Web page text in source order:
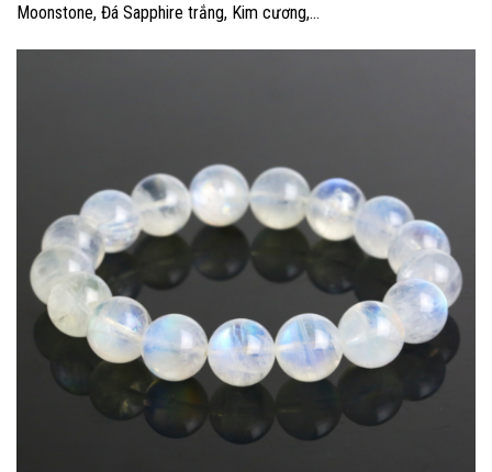
Moonstone, Đá Sapphire trắng, Kim cương,…